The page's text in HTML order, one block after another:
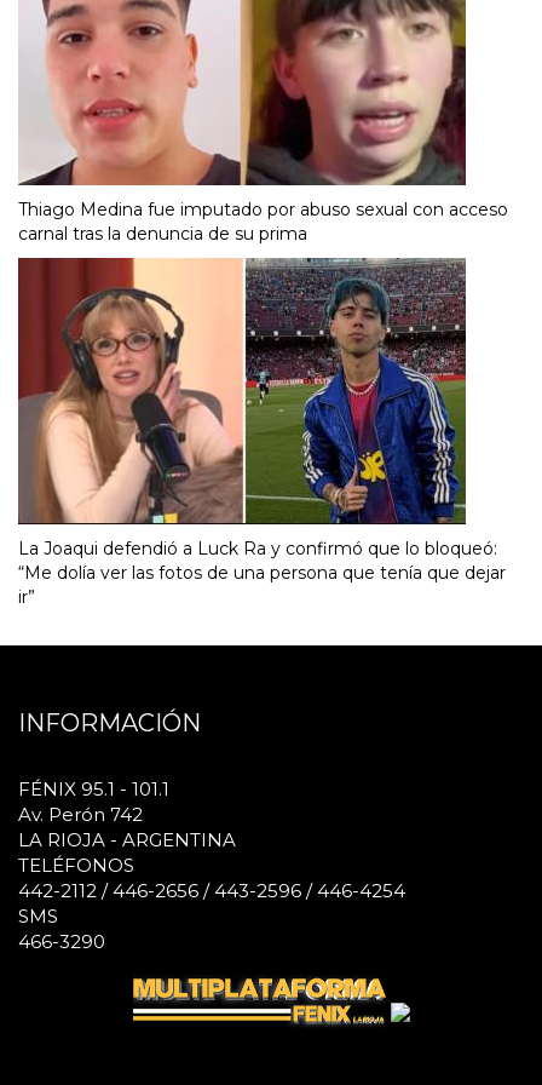
Thiago Medina fue imputado por abuso sexual con acceso
carnal tras la denuncia de su prima
La Joaqui defendió a Luck Ra y confirmó que lo bloqueó:
“Me dolía ver las fotos de una persona que tenía que dejar
ir”
INFORMACIÓN
FÉNIX 95.1 - 101.1
Av. Perón 742
LA RIOJA - ARGENTINA
TELÉFONOS
442-2112 / 446-2656 / 443-2596 / 446-4254
SMS
466-3290